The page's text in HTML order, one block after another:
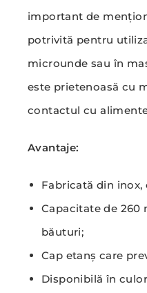
important de
potrivită pentru
microunde sau în
este prietenoasă cu
contactul cu
Avantaje:
Fabricată din inox,
Capacitate de 260
băuturi;
Cap etanș care
Disponibilă în